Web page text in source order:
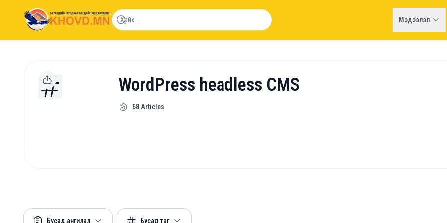
khovd.mn
Мэдээлэл
WordPress headless CMS
68 Articles
Бусад ангилал Бусад таг